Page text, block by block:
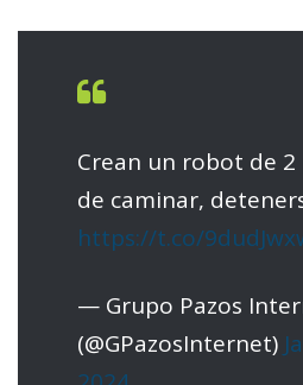
Crean un robot de 2
de caminar,
https://t.co/
— Grupo Pazos
(@GPazosInternet)